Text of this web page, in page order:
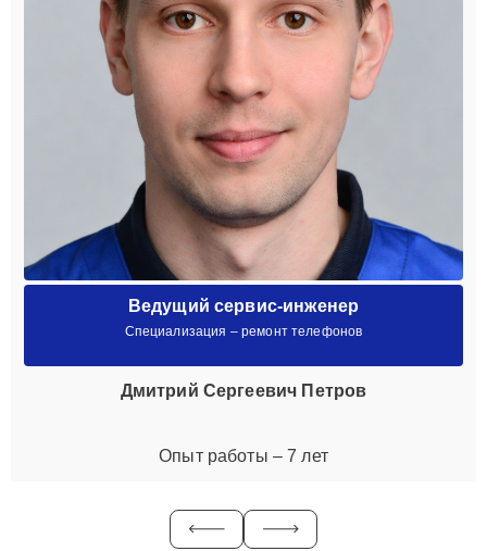
Ведущий сервис-инженер
Специализация – ремонт телефонов
Дмитрий Сергеевич Петров
Опыт работы – 7 лет